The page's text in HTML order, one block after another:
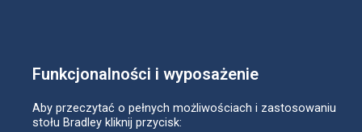
Funkcjonalności i wyposażenie
Aby przeczytać o pełnych możliwościach i zastosowaniu
stołu Bradley kliknij przycisk: